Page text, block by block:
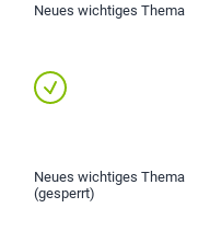
Neues wichtiges Thema
Neues wichtiges Thema
(gesperrt)